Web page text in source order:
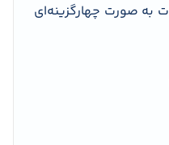
به صورت چهارگزینه‌ای